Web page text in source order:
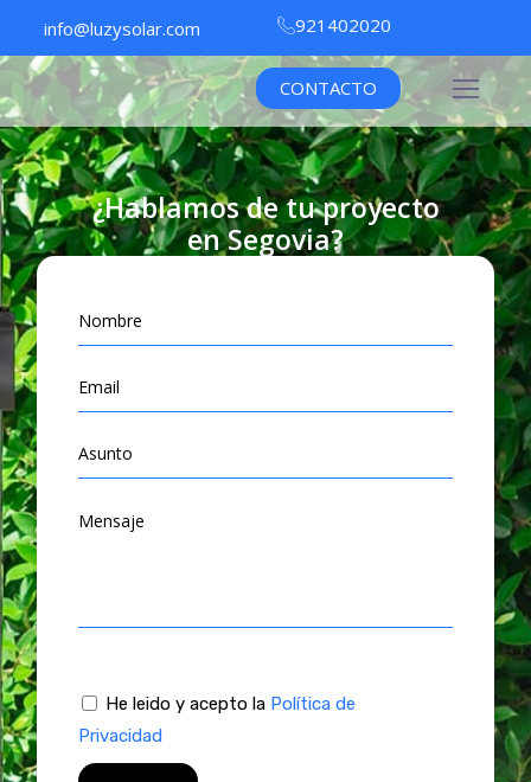
info@luzysolar.com 921402020
CONTACTO
¿Hablamos de tu proyecto
en Segovia?
He leido y acepto la Política de
Privacidad